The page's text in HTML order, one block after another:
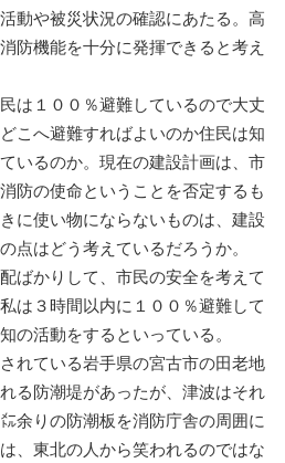
動や被災状況の確認にあたる。高
防機能を十分に発揮できると考え
は１００％避難しているので大丈
こへ避難すればよいのか住民は知
いるのか。現在の建設計画は、市
防の使命ということを否定するも
に使い物にならないものは、建設
点はどう考えているだろうか。
ばかりして、市民の安全を考えて
は３時間以内に１００％避難して
の活動をするといっている。
れている岩手県の宮古市の田老地
る防潮堤があったが、津波はそれ
余りの防潮板を消防庁舎の周囲に
、東北の人から笑われるのではな